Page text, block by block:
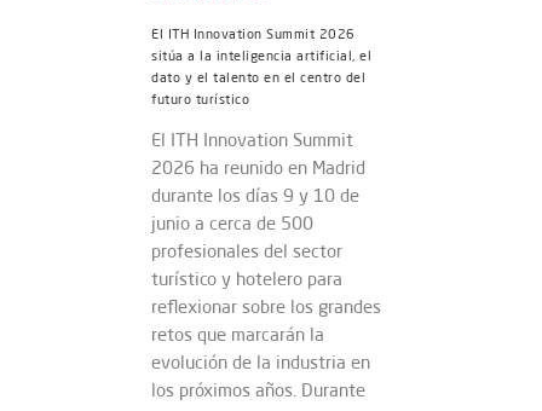
El ITH Innovation Summit 2026
sitúa a la inteligencia artificial, el
dato y el talento en el centro del
futuro turístico
El ITH Innovation Summit
2026 ha reunido en Madrid
durante los días 9 y 10 de
junio a cerca de 500
profesionales del sector
turístico y hotelero para
reflexionar sobre los grandes
retos que marcarán la
evolución de la industria en
los próximos años. Durante